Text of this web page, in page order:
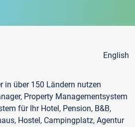
English
in über 150 Ländern nutzen
Property Managementsystem
für Ihr Hotel, Pension, B&B,
Hostel, Campingplatz, Agentur